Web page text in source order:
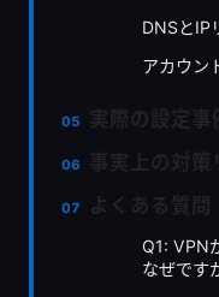
DNSとIP
アカウン
Q1: VPN
なぜです